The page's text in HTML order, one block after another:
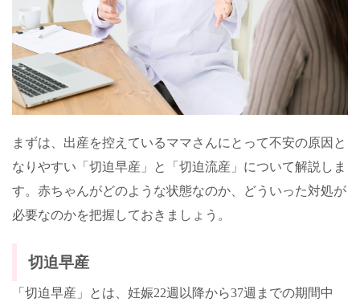
まずは、出産を控えているママさんにとって不安の原因と
なりやすい「切迫早産」と「切迫流産」について解説しま
す。赤ちゃんがどのような状態なのか、どういった対処が
必要なのかを把握しておきましょう。
切迫早産
「切迫早産」とは、妊娠22週以降から37週までの期間中